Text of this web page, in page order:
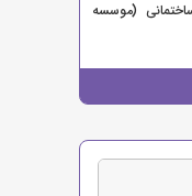
(موسسه